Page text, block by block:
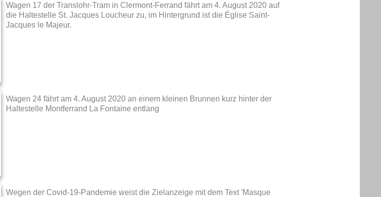
Wagen 17 der Translohr-Tram in Clermont-Ferrand fährt am 4. August 2020 auf
die Haltestelle St. Jacques Loucheur zu, im Hintergrund ist die Église Saint-
Jacques le Majeur.
Wagen 24 fährt am 4. August 2020 an einem kleinen Brunnen kurz hinter der
Haltestelle Montferrand La Fontaine entlang
Wegen der Covid-19-Pandemie weist die Zielanzeige mit dem Text 'Masque